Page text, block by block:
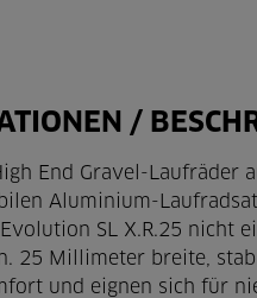
/
End Gravel-Laufräder
Aluminium-
SL X.R.25 nicht
25 Millimeter breite,
und eignen sich für